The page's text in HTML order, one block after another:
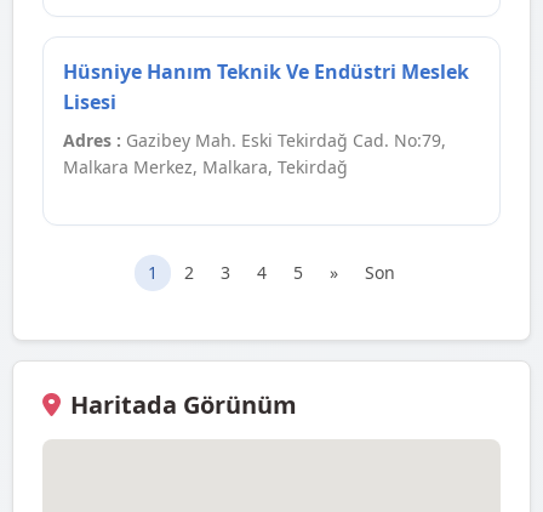
Hüsniye Hanım Teknik Ve Endüstri Meslek
Lisesi
Adres : Gazibey Mah. Eski Tekirdağ Cad. No:79,
Malkara Merkez, Malkara, Tekirdağ
1 2 3 4 5 » Son
Haritada Görünüm